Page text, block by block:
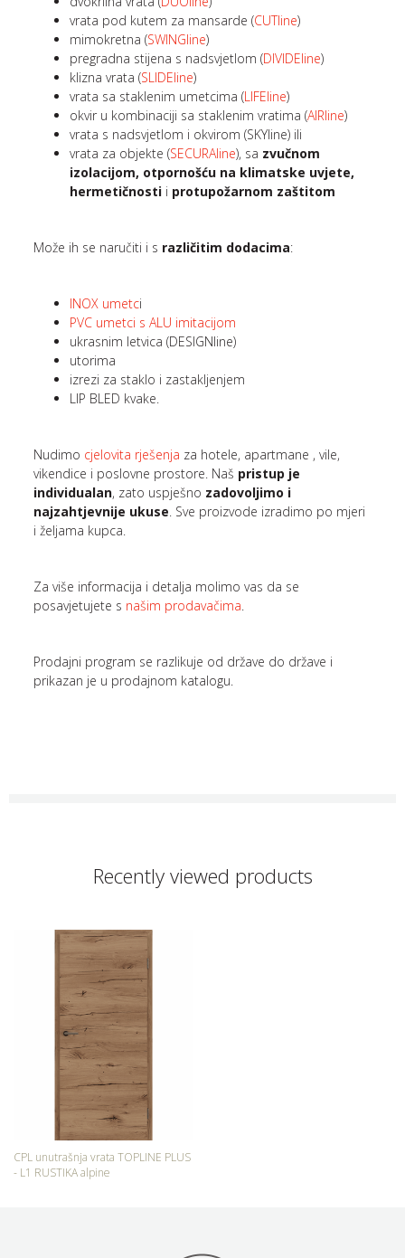
vrata pod kutem za mansarde (CUTline)
mimokretna (SWINGline)
pregradna stijena s nadsvjetlom (DIVIDEline)
klizna vrata (SLIDEline)
vrata sa staklenim umetcima (LIFEline)
okvir u kombinaciji sa staklenim vratima (AIRline)
vrata s nadsvjetlom i okvirom (SKYline) ili
vrata za objekte (SECURAline), sa zvučnom
izolacijom, otpornošću na klimatske uvjete,
hermetičnosti i protupožarnom zaštitom
Može ih se naručiti i s različitim dodacima:
INOX umetci
PVC umetci s ALU imitacijom
ukrasnim letvica (DESIGNline)
utorima
izrezi za staklo i zastakljenjem
LIP BLED kvake.
Nudimo cjelovita rješenja za hotele, apartmane , vile,
vikendice i poslovne prostore. Naš pristup je
individualan, zato uspješno zadovoljimo i
najzahtjevnije ukuse. Sve proizvode izradimo po mjeri
i željama kupca.
Za više informacija i detalja molimo vas da se
posavjetujete s našim prodavačima.
Prodajni program se razlikuje od države do države i
prikazan je u prodajnom katalogu.
Recently viewed products
CPL unutrašnja vrata TOPLINE PLUS
- L1 RUSTIKA alpine